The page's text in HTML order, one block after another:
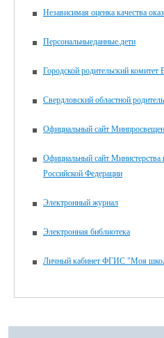
Независимая оценка качества
Персональныеданные.дети
Городской родительский
Свердловский областной
Официальный сайт
Официальный сайт Министерства
Российской Федерации
Электронный журнал
Электронная библиотека
Личный кабинет ФГИС "Моя